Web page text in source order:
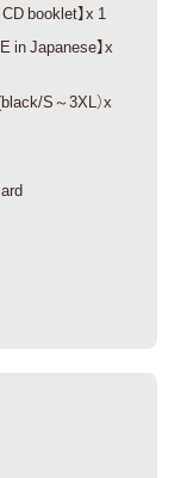
booklet】x 1
in Japanese】x
S～3XL）x